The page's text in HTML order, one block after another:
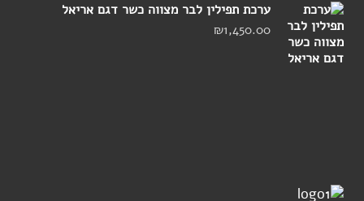
ערכת תפילין לבר מצווה כשר דגם אריאל
₪1,450.00